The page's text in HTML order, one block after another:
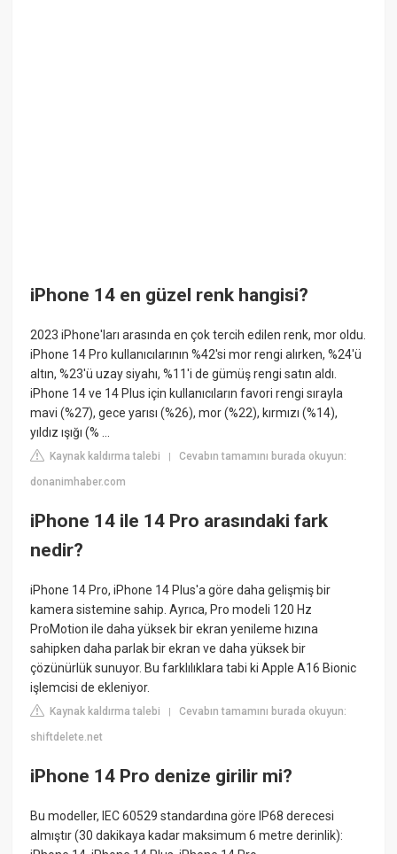
iPhone 14 en güzel renk hangisi?
2023 iPhone'ları arasında en çok tercih edilen renk, mor oldu.
iPhone 14 Pro kullanıcılarının %42'si mor rengi alırken, %24'ü
altın, %23'ü uzay siyahı, %11'i de gümüş rengi satın aldı.
iPhone 14 ve 14 Plus için kullanıcıların favori rengi sırayla
mavi (%27), gece yarısı (%26), mor (%22), kırmızı (%14),
yıldız ışığı (% ...
Kaynak kaldırma talebi |Cevabın tamamını burada okuyun:
donanimhaber.com
iPhone 14 ile 14 Pro arasındaki fark
nedir?
iPhone 14 Pro, iPhone 14 Plus'a göre daha gelişmiş bir
kamera sistemine sahip. Ayrıca, Pro modeli 120 Hz
ProMotion ile daha yüksek bir ekran yenileme hızına
sahipken daha parlak bir ekran ve daha yüksek bir
çözünürlük sunuyor. Bu farklılıklara tabi ki Apple A16 Bionic
işlemcisi de ekleniyor.
Kaynak kaldırma talebi |Cevabın tamamını burada okuyun:
shiftdelete.net
iPhone 14 Pro denize girilir mi?
Bu modeller, IEC 60529 standardına göre IP68 derecesi
almıştır (30 dakikaya kadar maksimum 6 metre derinlik):